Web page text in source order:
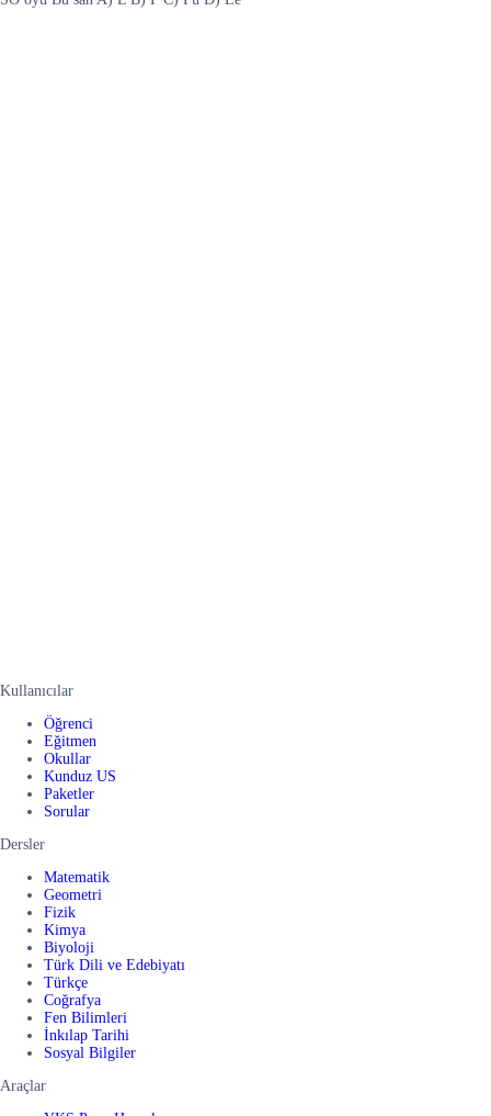
Kullanıcılar
Öğrenci
Eğitmen
Okullar
Kunduz US
Paketler
Sorular
Dersler
Matematik
Geometri
Fizik
Kimya
Biyoloji
Türk Dili ve Edebiyatı
Türkçe
Coğrafya
Fen Bilimleri
İnkılap Tarihi
Sosyal Bilgiler
Araçlar